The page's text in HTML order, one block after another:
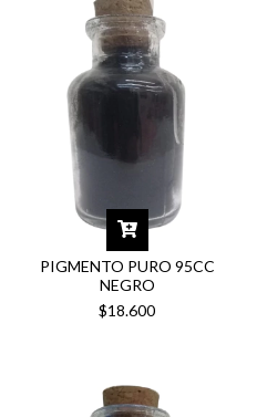
PIGMENTO PURO 95CC
NEGRO
$18.600